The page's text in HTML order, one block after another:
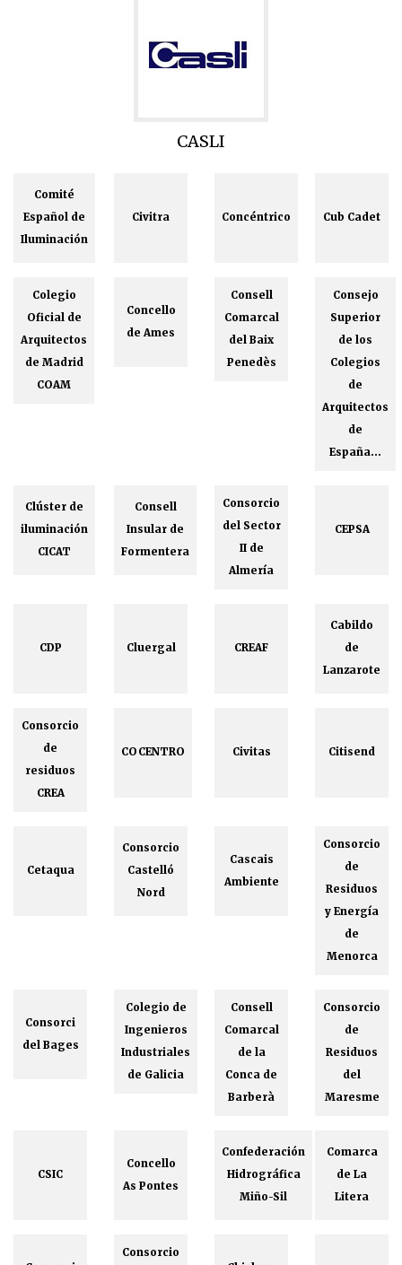
CASLI
Comité
Español de
Iluminación
Civitra Concéntrico Cub Cadet
Colegio
Oficial de
Arquitectos
de Madrid
COAM
Concello
de Ames
Consell
Comarcal
del Baix
Penedès
Consejo
Superior
de los
Colegios
de
Arquitectos
de
España...
Clúster de
iluminación
CICAT
Consell
Insular de
Formentera
Consorcio
del Sector
II de
Almería
CEPSA
CDP Cluergal CREAF
Cabildo
de
Lanzarote
Consorcio
de
residuos
CREA
COCENTRO Civitas Citisend
Cetaqua
Consorcio
Castelló
Nord
Cascais
Ambiente
Consorcio
de
Residuos
y Energía
de
Menorca
Consorci
del Bages
Colegio de
Ingenieros
Industriales
de Galicia
Consell
Comarcal
de la
Conca de
Barberà
Consorcio
de
Residuos
del
Maresme
CSIC
Concello
As Pontes
Confederación
Hidrográfica
Miño-Sil
Comarca
de La
Litera
Consorcio